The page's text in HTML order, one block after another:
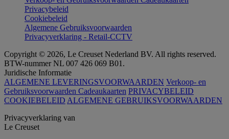
Privacybeleid
Cookiebeleid
Algemene Gebruiksvoorwaarden
Privacyverklaring - Retail-CCTV
Copyright © 2026, Le Creuset Nederland BV. All rights reserved.
BTW-nummer NL 007 426 069 B01.
Juridische Informatie
ALGEMENE LEVERINGSVOORWAARDEN Verkoop- en
Gebruiksvoorwaarden Cadeaukaarten PRIVACYBELEID
COOKIEBELEID ALGEMENE GEBRUIKSVOORWAARDEN
Privacyverklaring van
Le Creuset